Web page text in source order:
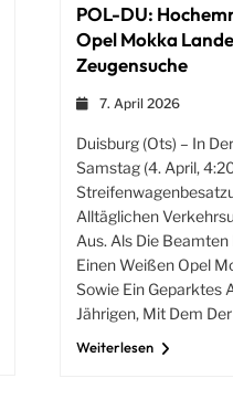
POL-DU:
Opel Mokka
Zeugensuche
7. April 2026
Duisburg (ots) – In
Samstag (4. April,
Alltäglichen
Aus. Als Die
Einen Weißen Opel
Sowie Ein Geparktes
Jährigen, Mit Dem
Weiterlesen